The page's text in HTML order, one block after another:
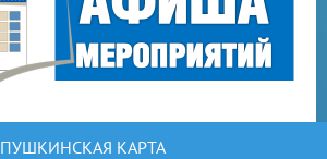
ПУШКИНСКАЯ КАРТА